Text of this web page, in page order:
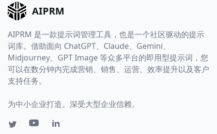
AIPRM
AIPRM 是一款提示词管理工具，也是一个社区驱动的提示
词库。借助面向 ChatGPT、Claude、Gemini、
Midjourney、GPT Image 等众多平台的即用型提示词，您
可以在数分钟内完成营销、销售、运营、效率提升以及客户
支持任务。
为中小企业打造。深受大型企业信赖。